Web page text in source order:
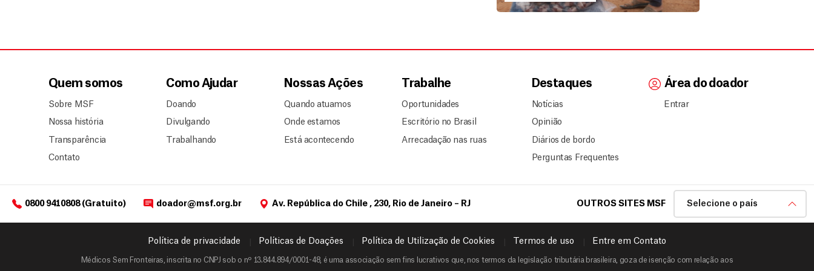
Quem somos
Sobre MSF
Nossa história
Transparência
Contato
Como Ajudar
Doando
Divulgando
Trabalhando
Nossas Ações
Quando atuamos
Onde estamos
Está acontecendo
Trabalhe
Oportunidades
Escritório no Brasil
Arrecadação nas ruas
Destaques
Notícias
Opinião
Diários de bordo
Perguntas Frequentes
Área do doador
Entrar
0800 9410808 (Gratuito) doador@msf.org.br Av. República do Chile , 230, Rio de Janeiro – RJ OUTROS SITES MSF Selecione o país
Política de privacidade Políticas de Doações Política de Utilização de Cookies Termos de uso Entre em Contato
Médicos Sem Fronteiras, inscrita no CNPJ sob o nº 13.844.894/0001-48, é uma associação sem fins lucrativos que, nos termos da legislação tributária brasileira, goza de isenção com relação aos